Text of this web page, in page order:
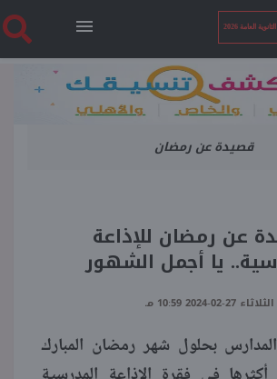
العامة 2026
الرئيسية
نتيجة الثانوية العامة 2026
فنجان قهوة
قصيدة عن رمضان
عن رمضان للإذاعة
يا أجمل الشهور
الثلاثاء 27-02-2024 10:59 مـ
بحلول شهر رمضان المبارك